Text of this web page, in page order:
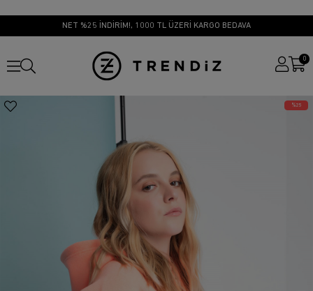
NET %25 İNDİRİM!, 1000 TL ÜZERİ KARGO BEDAVA
0
25